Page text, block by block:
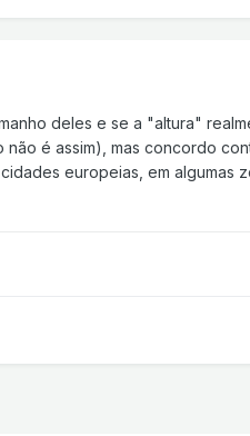
deles e se a "altura"
é assim), mas concordo
europeias, em